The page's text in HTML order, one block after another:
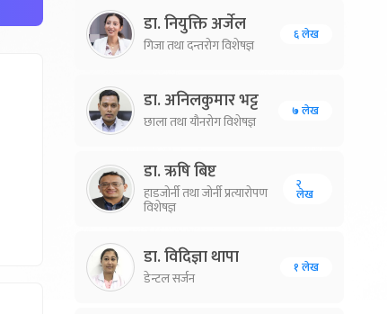
डा. नियुक्ति अर्जेल
गिजा तथा दन्तरोग विशेषज्ञ
६ लेख
डा. अनिलकुमार भट्ट
छाला तथा यौनरोग विशेषज्ञ
७ लेख
डा. ऋषि बिष्ट
हाडजोर्नी तथा जोर्नी प्रत्यारोपण
विशेषज्ञ
२
लेख
डा. विदिज्ञा थापा
डेन्टल सर्जन
१ लेख